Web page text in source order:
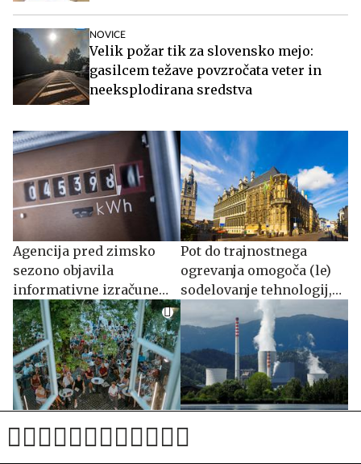
NOVICE
Velik požar tik za slovensko mejo:
gasilcem težave povzročata veter in
neeksplodirana sredstva
Agencija pred zimsko
sezono objavila
informativne izračune
omrežnine
Pot do trajnostnega
ogrevanja omogoča (le)
sodelovanje tehnologij,
univerz in politike